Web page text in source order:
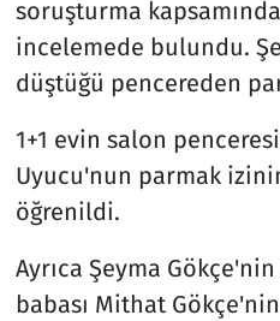
soruşturma
incelemede bulundu.
düştüğü pencereden
1+1 evin salon
Uyucu'nun parmak
öğrenildi.
Ayrıca Şeyma
babası Mithat